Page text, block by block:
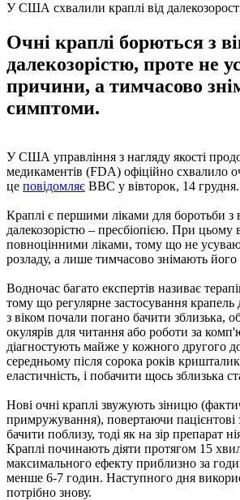
У США схвалили краплі від
Очні краплі борються з
далекозорістю, проте не
причини, а тимчасово
симптоми.
У США управління з нагляду якості
медикаментів (FDA) офіційно схвалило
це повідомляє ВВС у вівторок, 14 грудня.
Краплі є першими ліками для боротьби з
далекозорістю – пресбіопією. При
повноцінними ліками, тому що не
розладу, а лише тимчасово знімають
Водночас багато експертів називає
тому що регулярне застосування крапель
з віком почали погано бачити зблизька,
окулярів для читання або роботи за
діагностують майже у кожного другого
середньому після сорока років
еластичність, і побачити щось зблизька
Нові очні краплі звужують зіницю
примружування), повертаючи пацієнтові
бачити поблизу, тоді як на зір препарат
Краплі починають діяти протягом 15
максимального ефекту приблизно за
менше 6-7 годин. Наступного дня
потрібно знову.